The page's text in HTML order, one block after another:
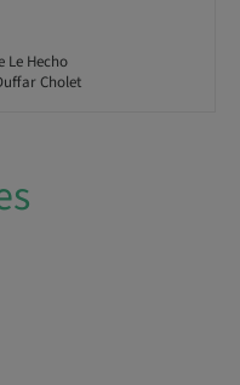
Le Hecho
Cholet